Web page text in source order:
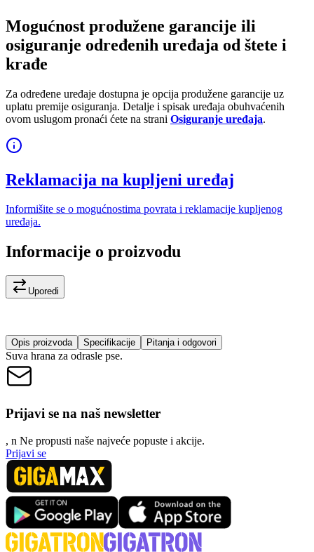
Mogućnost produžene garancije ili
osiguranje određenih uređaja od štete i
krađe
Za određene uređaje dostupna je opcija produžene garancije uz
uplatu premije osiguranja. Detalje i spisak uređaja obuhvaćenih
ovom uslugom pronaći ćete na strani Osiguranje uređaja.
Reklamacija na kupljeni uređaj
Informišite se o mogućnostima povrata i reklamacije kupljenog
uređaja.
Informacije o proizvodu
Uporedi
Opis proizvoda Specifikacije Pitanja i odgovori
Suva hrana za odrasle pse.
Prijavi se na naš newsletter
, n Ne propusti naše najveće popuste i akcije.
Prijavi se